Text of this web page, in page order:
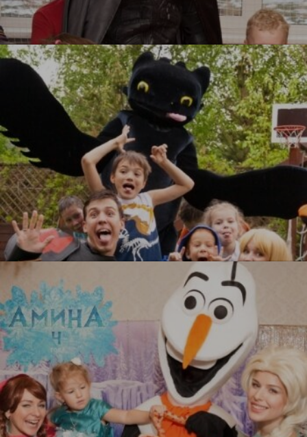
УЗНАТЬ БОЛЬШЕ
Бэтмен
УЗНАТЬ БОЛЬШЕ
Как приручить дракона